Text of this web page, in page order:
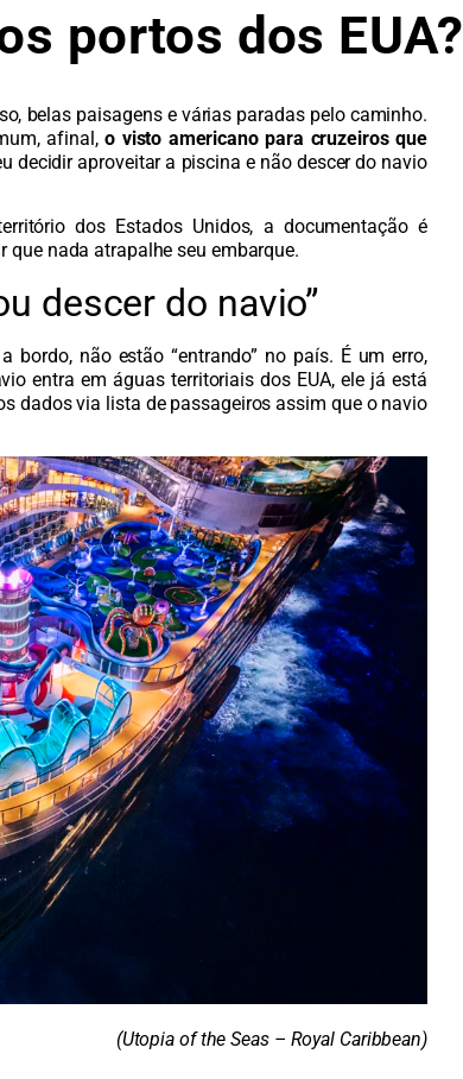
portos dos EUA?
belas paisagens e várias paradas pelo caminho.
afinal,o visto americano para cruzeiros que
decidir aproveitar a piscina e não descer do navio
dos Estados Unidos, a documentação é
que nada atrapalhe seu embarque.
descer do navio”
bordo, não estão “entrando” no país. É um erro,
entra em águas territoriais dos EUA, ele já está
dados via lista de passageiros assim que o navio
(Utopia of the Seas – Royal Caribbean)